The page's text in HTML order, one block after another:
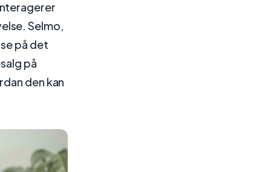
Selmo,
på det
på
den kan